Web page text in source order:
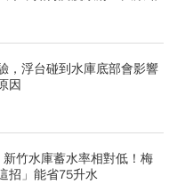
，浮台碰到水庫底部會影響
因
竹水庫蓄水率相對低！梅
招」能省75升水